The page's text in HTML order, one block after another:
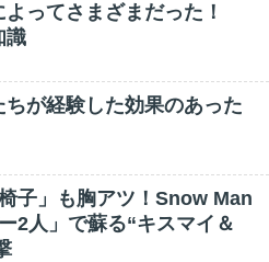
ってさまざまだった！
識
が経験した効果のあった
子」も胸アツ！Snow Man
2人」で蘇る“キスマイ＆